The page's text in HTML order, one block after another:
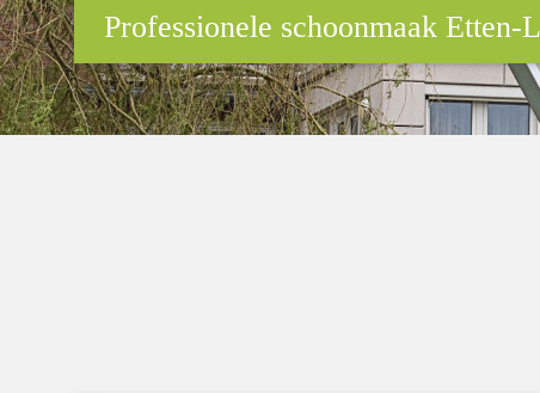
Professionele schoonmaak Etten-